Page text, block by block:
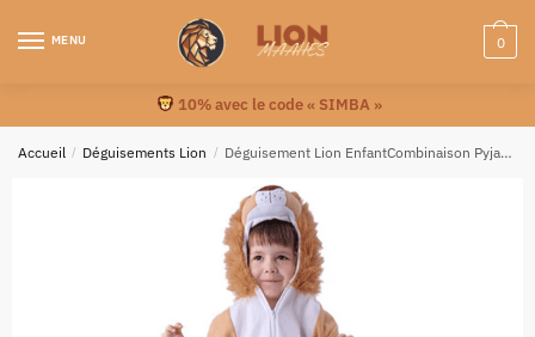
MENU 0
10% avec le code « SIMBA »
Accueil / Déguisements Lion / Déguisement Lion EnfantCombinaison Pyjama